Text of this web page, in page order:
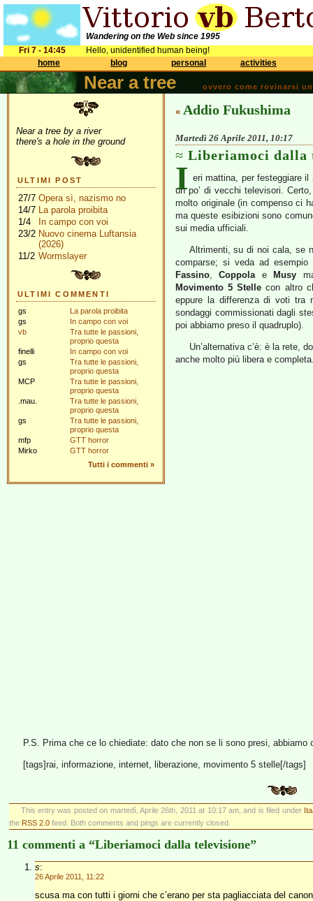
Wandering on the Web since 1995
Fri 7 - 14:45
Hello, unidentified human being!
home
blog personal activities
Near a tree ovvero come rovinarsi
Near a tree by a river
there's a hole in the ground
ULTIMI POST
27/7 Opera sì, nazismo no
14/7 La parola proibita
1/4
In campo con voi
23/2 Nuovo cinema Luftansia
(2026)
11/2 Wormslayer
ULTIMI COMMENTI
gs
La parola proibita
gs
In campo con voi
vb
Tra tutte le passioni,
proprio questa
finelli
In campo con voi
gs
Tra tutte le passioni,
proprio questa
MCP
Tra tutte le passioni,
proprio questa
.mau.
Tra tutte le passioni,
proprio questa
gs
Tra tutte le passioni,
proprio questa
mfp
GTT horror
Mirko
GTT horror
Tutti i commenti »
« Addio Fukushima
Martedì 26 Aprile 2011, 10:17
Liberiamoci dalla
I eri mattina, per festeggiare
un po’ di vecchi televisori.
molto originale (in compenso ci
ma queste esibizioni sono
sui media ufficiali.
Altrimenti, su di noi cala, se
comparse; si veda ad esempio
Fassino,Coppolae Musy
Movimento 5 Stelle con altro
eppure la differenza di voti
sondaggi commissionati dagli
poi abbiamo preso il quadruplo).
Un’alternativa c’è: è la rete,
anche molto più libera e
P.S. Prima che ce lo chiediate: dato che non se li sono presi,
[tags]rai, informazione, internet, liberazione, movimento 5 stelle[/tags]
This entry was posted on martedì, Aprile 26th, 2011 at 10:17 am, and is filed under
the RSS 2.0 feed. Both comments and pings are currently closed.
11 commenti a “Liberiamoci dalla televisione”
s:
26 Aprile 2011, 11:22
scusa ma con tutti i giorni che c’erano per sta pagliacciata del